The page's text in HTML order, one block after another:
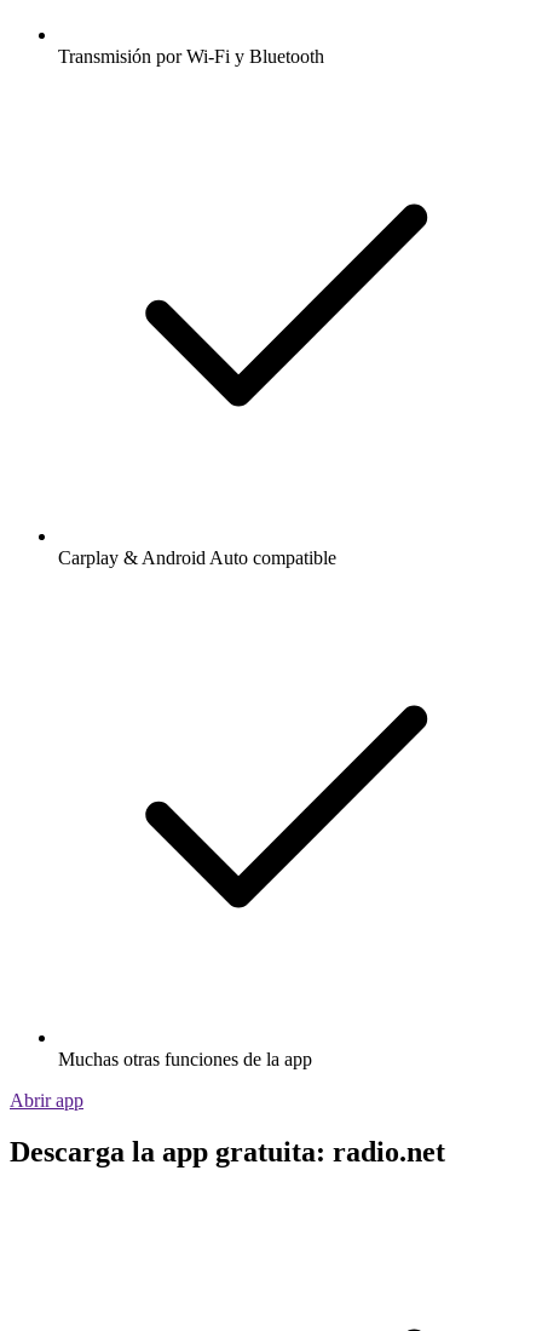
Transmisión por Wi-Fi y Bluetooth
Carplay & Android Auto compatible
Muchas otras funciones de la app
Abrir app
Descarga la app gratuita: radio.net